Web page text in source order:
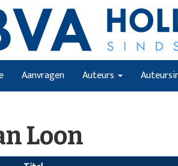
Aanvragen Auteurs
Loon